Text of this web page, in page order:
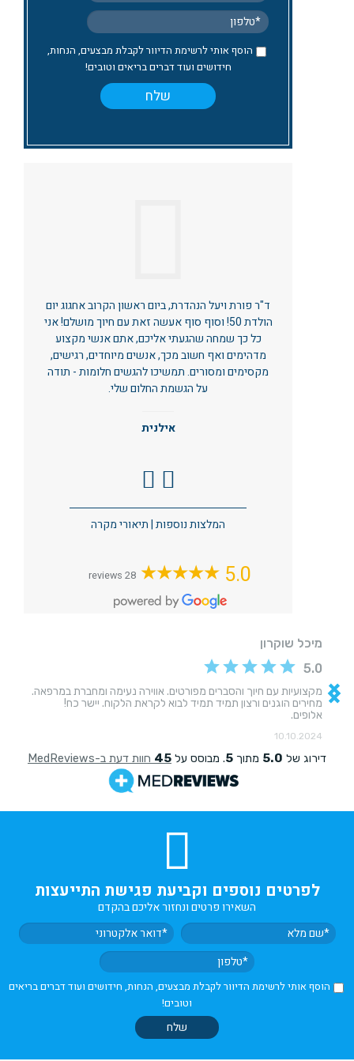
הוסף אותי לרשימת הדיוור לקבלת מבצעים, הנחות,
חידושים ועוד דברים בריאים וטובים!
ד"ר פורת ויעל הנהדרת, ביום ראשון הקרוב אחגוג יום
הולדת 50! וסוף סוף אעשה זאת עם חיוך מושלם! אני
כל כך שמחה שהגעתי אליכם, אתם אנשי מקצוע
מדהימים ואף חשוב מכך, אנשים מיוחדים, רגישים,
מקסימים ומסורים. תמשיכו להגשים חלומות - תודה
על הגשמת החלום שלי.
אילנית
המלצות נוספות|תיאורי מקרה
5.0
28 reviews
לפרטים נוספים וקביעת פגישת התייעצות
השאירו פרטים ונחזור אליכם בהקדם
הוסף אותי לרשימת הדיוור לקבלת מבצעים, הנחות, חידושים ועוד דברים בריאים
וטובים!